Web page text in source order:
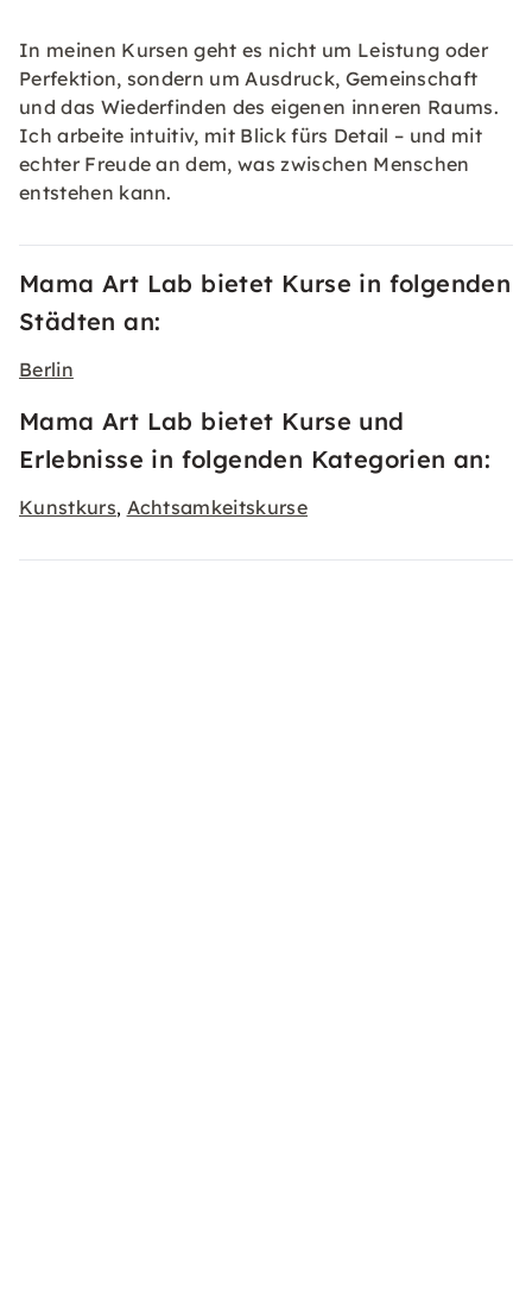
In meinen Kursen geht es nicht um Leistung oder
Perfektion, sondern um Ausdruck, Gemeinschaft
und das Wiederfinden des eigenen inneren Raums.
Ich arbeite intuitiv, mit Blick fürs Detail – und mit
echter Freude an dem, was zwischen Menschen
entstehen kann.
Mama Art Lab bietet Kurse in folgenden
Städten an:
Berlin
Mama Art Lab bietet Kurse und
Erlebnisse in folgenden Kategorien an:
Kunstkurs, Achtsamkeitskurse